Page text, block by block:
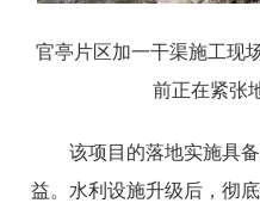
官亭片区加一干渠施工现
前正在紧张
该项目的落地实施具
益。水利设施升级后，彻